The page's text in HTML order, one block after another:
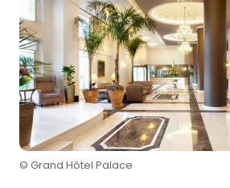
© Grand Hôtel Palace